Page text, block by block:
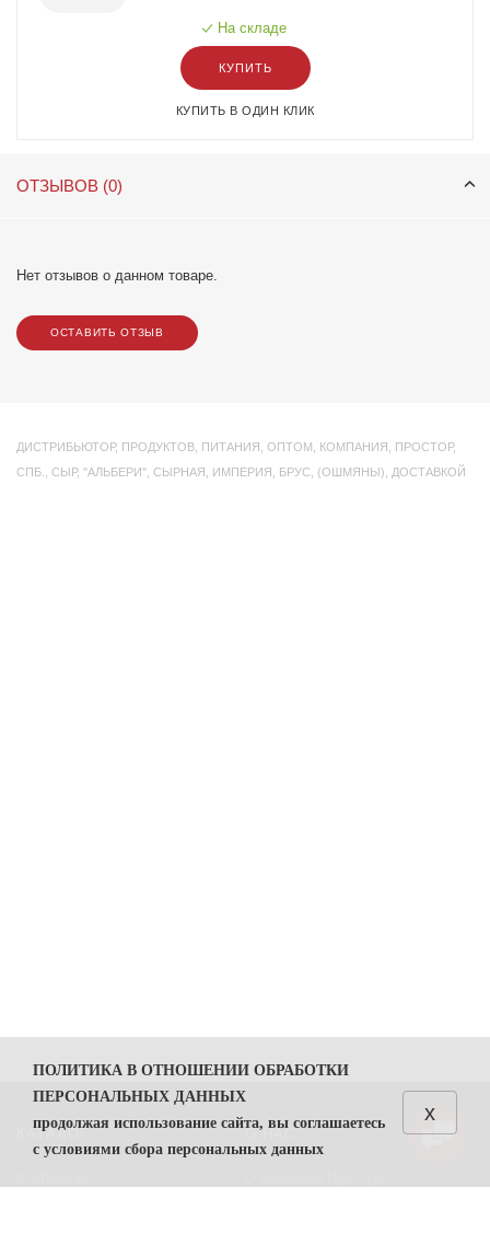
На складе
КУПИТЬ
КУПИТЬ В ОДИН КЛИК
ОТЗЫВОВ (0)
Нет отзывов о данном товаре.
ОСТАВИТЬ ОТЗЫВ
ДИСТРИБЬЮТОР, ПРОДУКТОВ ПИТАНИЯ ОПТОМ КОМПАНИЯ ПРОСТОР,
СПБ.
СЫР, "АЛЬБЕРИ" СЫРНАЯ ИМПЕРИЯ БРУС (ОШМЯНЫ) ДОСТАВКОЙ
КАТАЛОГ О НАС
ПОЛИТИКА В ОТНОШЕНИИ ОБРАБОТКИ
ПЕРСОНАЛЬНЫХ ДАННЫХ
продолжая использование сайта, вы соглашаетесь
с условиями сбора персональных данных
x